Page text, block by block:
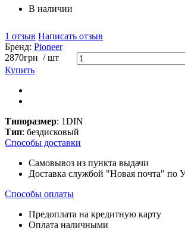
В наличии
1 отзыв Написать отзыв
Бренд: Pioneer
2870грн / шт
Купить
Типоразмер: 1DIN
Тип: бездисковый
Способы доставки
Самовывоз из пункта выдачи
Доставка службой "Новая почта" по
Способы оплаты
Предоплата на кредитную карту
Оплата наличными